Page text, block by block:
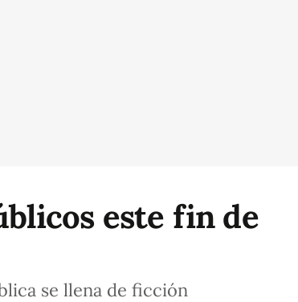
este fin de
se llena de ficción